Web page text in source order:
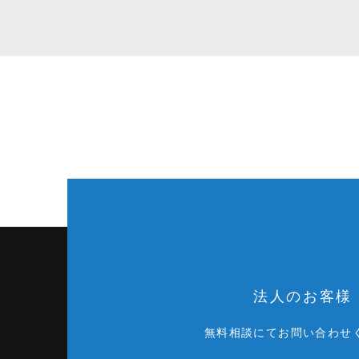
法人のお客様
無料相談にてお問い合わせ